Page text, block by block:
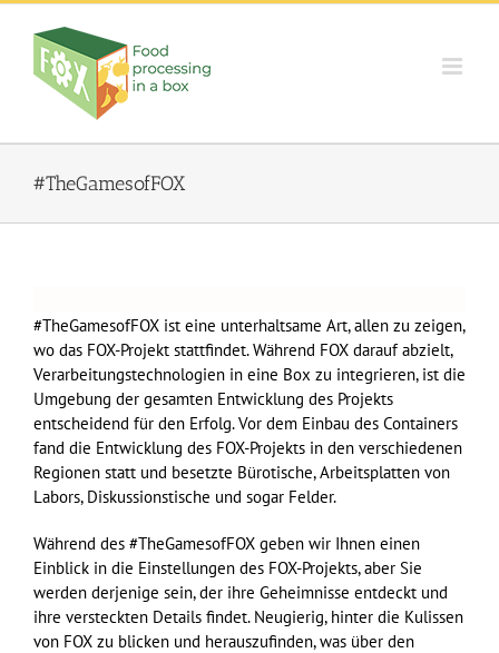
Skip
content
#TheGamesofFOX
#TheGamesofFOX ist eine unterhaltsame Art, allen zu zeigen,
wo das FOX-Projekt stattfindet. Während FOX darauf abzielt,
Verarbeitungstechnologien in eine Box zu integrieren, ist die
Umgebung der gesamten Entwicklung des Projekts
entscheidend für den Erfolg. Vor dem Einbau des Containers
fand die Entwicklung des FOX-Projekts in den verschiedenen
Regionen statt und besetzte Bürotische, Arbeitsplatten von
Labors, Diskussionstische und sogar Felder.
Während des #TheGamesofFOX geben wir Ihnen einen
Einblick in die Einstellungen des FOX-Projekts, aber Sie
werden derjenige sein, der ihre Geheimnisse entdeckt und
ihre versteckten Details findet. Neugierig, hinter die Kulissen
von FOX zu blicken und herauszufinden, was über den